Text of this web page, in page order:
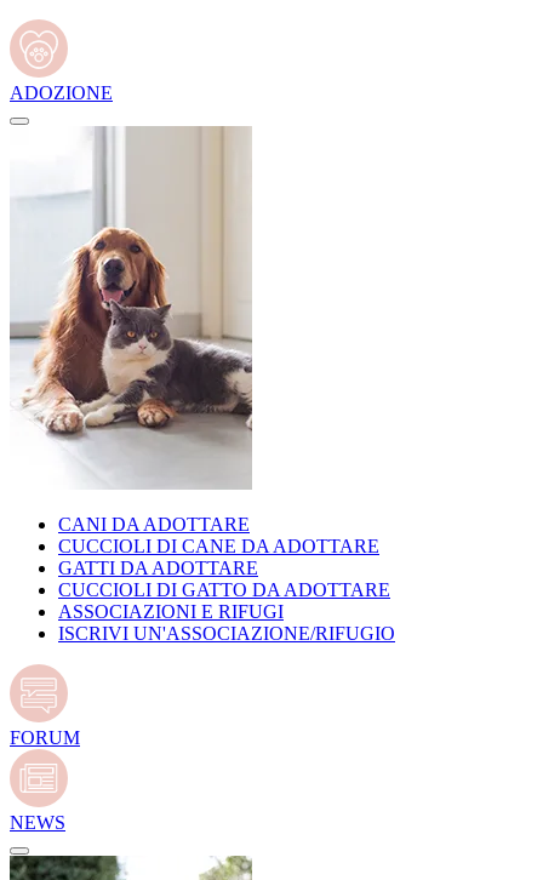
ADOZIONE
CANI DA ADOTTARE
CUCCIOLI DI CANE DA ADOTTARE
GATTI DA ADOTTARE
CUCCIOLI DI GATTO DA ADOTTARE
ASSOCIAZIONI E RIFUGI
ISCRIVI UN'ASSOCIAZIONE/RIFUGIO
FORUM
NEWS